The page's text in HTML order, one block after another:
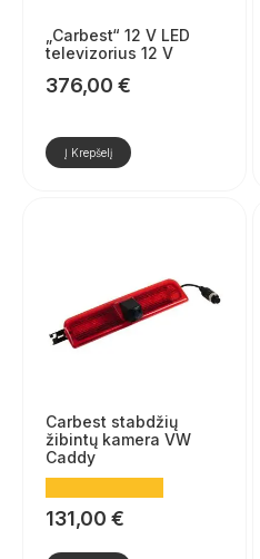
„Carbest“ 12 V LED
televizorius 12 V
376,00 €
Į Krepšelį
Carbest stabdžių
žibintų kamera VW
Caddy
131,00 €